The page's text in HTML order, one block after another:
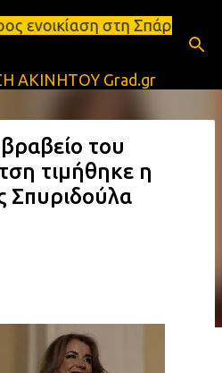
περιεχόμενο
Ενοικιάσεις
ΑΚΙΝΗΤΟΥ Grad.gr
του
τιμήθηκε η
Σπυριδούλα